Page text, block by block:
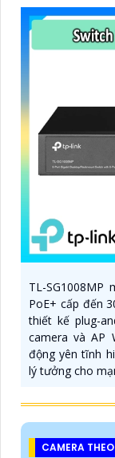
TL-
PoE+ cấp đến
thiết kế plug-
camera và AP
động yên tĩnh
lý tưởng cho
CAMERA